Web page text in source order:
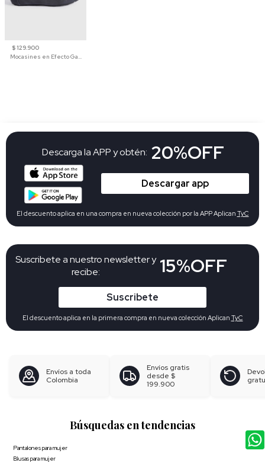
$ 129.900
Mocasines en Efecto Gamuzado Para Mujer
Suscribete a nuestro newsletter y
recibe:
15%OFF
Suscribete
El descuento aplica en la primera compra en nueva colección Aplican TyC
Descarga la APP y obtén: 20%OFF
Descargar app
El descuento aplica en una compra en nueva colección por la APP Aplican TyC
Envíos a toda
Colombia
Envíos gratis
desde $
199.900
Búsquedas en tendencias
Pantalones para mujer
Blusas para mujer